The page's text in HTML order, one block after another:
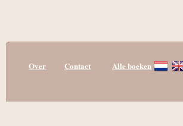
Over Contact Alle boeken